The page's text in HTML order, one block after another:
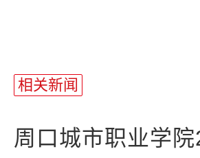
相关新闻
周口城市职业学